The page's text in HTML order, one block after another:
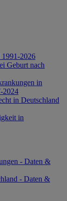
2026
Geburt nach
in
2024
in Deutschland
in
- Daten &
- Daten &